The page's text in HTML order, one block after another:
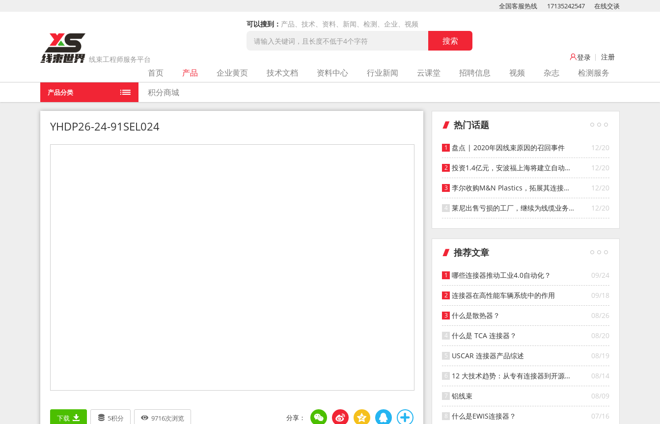
线束工程师服务平台
可以搜到： 产品、技术、资料、新闻、检测、企业、视频
全国客服热线 17135242547 在线交谈
登录 注册
产品分类
首页 产品 企业黄页 技术文档 资料中心 行业新闻 云课堂 招聘信息 视频 杂志
检测服务
积分商城
当前位置： YHDP26-24-91SEL024
YHDP26-24-91SEL024
下载 5积分 9716次浏览
热门话题
12/20
盘点 | 2020年因线束原因的召回事件
12/20
投资1.4亿元，安波福上海将建立自动化
智能仓库
12/20
李尔收购M&N Plastics，拓展其连接器
系统业务
12/20
莱尼出售亏损的工厂，继续为线缆业务
寻找投资者
推荐文章
09/24
哪些连接器推动工业4.0自动化？
09/18
连接器在高性能车辆系统中的作用
08/26
什么是散热器？
08/20
什么是 TCA 连接器？
08/19
USCAR 连接器产品综述
08/14
12 大技术趋势：从专有连接器到开源连
接器的演变
08/09
铝线束
07/16
什么是EWIS连接器？